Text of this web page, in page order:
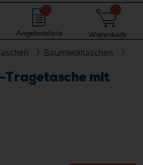
Angebotsliste Warenkorb
Baumwolltaschen
Tragetasche mit